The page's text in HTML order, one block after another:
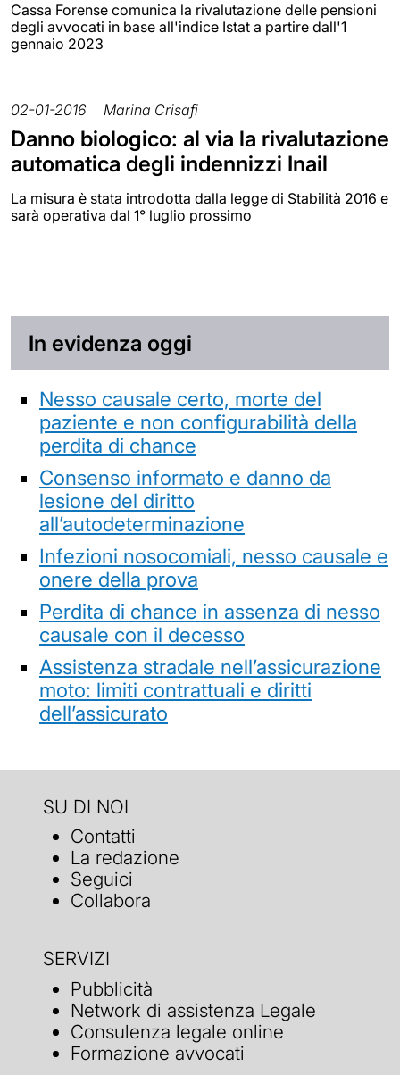
Cassa Forense comunica la rivalutazione delle pensioni
degli avvocati in base all'indice Istat a partire dall'1
gennaio 2023
02-01-2016 Marina Crisafi
Danno biologico: al via la rivalutazione
automatica degli indennizzi Inail
La misura è stata introdotta dalla legge di Stabilità 2016 e
sarà operativa dal 1° luglio prossimo
In evidenza oggi
Nesso causale certo, morte del
paziente e non configurabilità della
perdita di chance
Consenso informato e danno da
lesione del diritto
all’autodeterminazione
Infezioni nosocomiali, nesso causale e
onere della prova
Perdita di chance in assenza di nesso
causale con il decesso
Assistenza stradale nell’assicurazione
moto: limiti contrattuali e diritti
dell’assicurato
SU DI NOI
Contatti
La redazione
Seguici
Collabora
SERVIZI
Pubblicità
Network di assistenza Legale
Consulenza legale online
Formazione avvocati